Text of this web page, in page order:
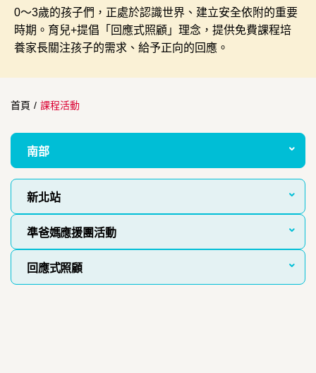
0～3歲的孩子們，正處於認識世界、建立安全依附的重要
時期。育兒+提倡「回應式照顧」理念，提供免費課程培
養家長關注孩子的需求、給予正向的回應。
首頁 / 課程活動
南部
新北站
準爸媽應援團活動
回應式照顧